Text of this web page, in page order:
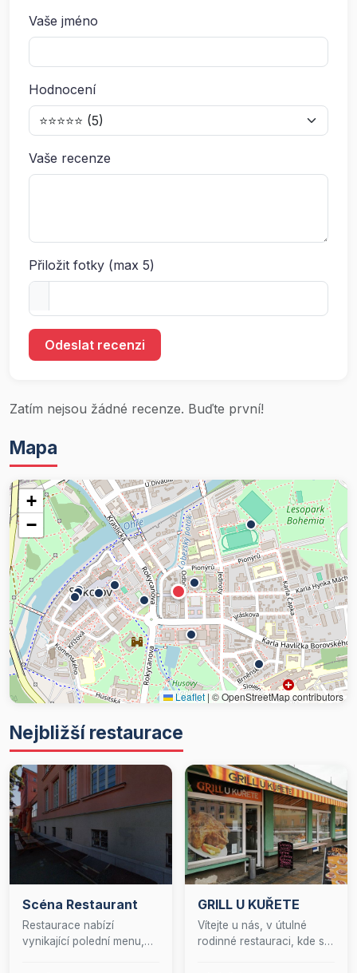
Vaše jméno
Hodnocení
Vaše recenze
Přiložit fotky (max 5)
Odeslat recenzi
Zatím nejsou žádné recenze. Buďte první!
Mapa
+
−
Leaflet |© OpenStreetMap contributors
Nejbližší restaurace
Scéna Restaurant
Restaurace nabízí
vynikající polední menu,
GRILL U KUŘETE
Vítejte u nás, v útulné
rodinné restauraci, kde se